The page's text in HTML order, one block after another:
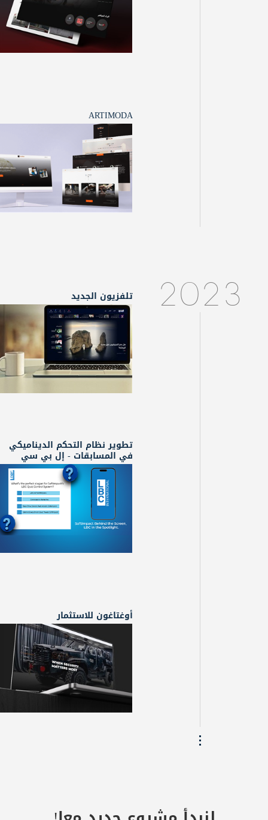
ARTIMODA
2023 تلفزيون الجديد
تطوير نظام التحكم الديناميكي
في المسابقات - إل بي سي
أوغتاغون للاستثمار